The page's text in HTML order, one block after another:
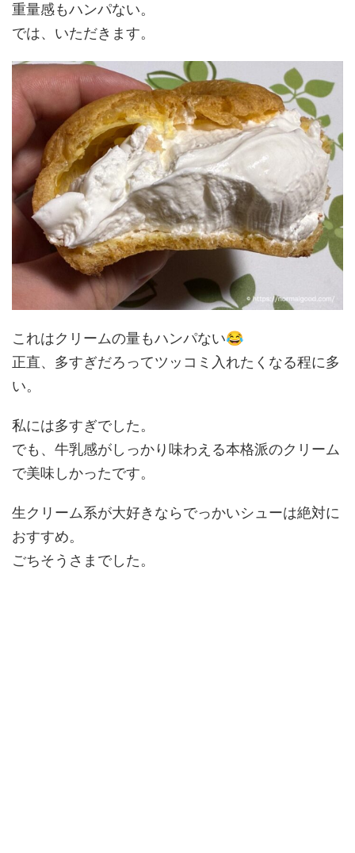
重量感もハンパない。
では、いただきます。
これはクリームの量もハンパない😂
正直、多すぎだろってツッコミ入れたくなる程に多
い。
私には多すぎでした。
でも、牛乳感がしっかり味わえる本格派のクリーム
で美味しかったです。
生クリーム系が大好きならでっかいシューは絶対に
おすすめ。
ごちそうさまでした。